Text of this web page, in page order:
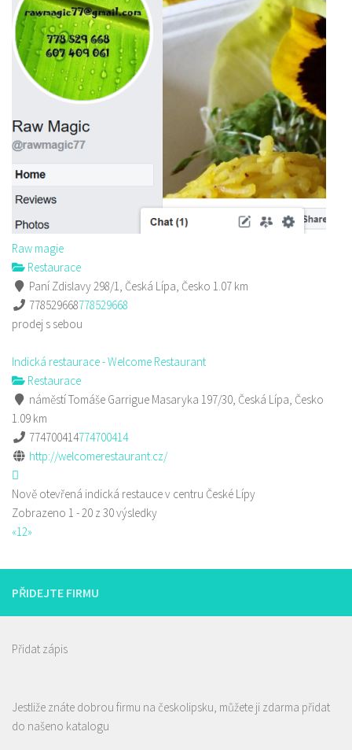
Raw magie
Restaurace
Paní Zdislavy 298/1, Česká Lípa, Česko 1.07 km
778529668778529668
prodej s sebou
Indická restaurace - Welcome Restaurant
Restaurace
náměstí Tomáše Garrigue Masaryka 197/30, Česká Lípa, Česko
1.09 km
774700414774700414
http://welcomerestaurant.cz/
Nově otevřená indická restauce v centru České Lípy
Zobrazeno 1 - 20 z 30 výsledky
«12»
PŘIDEJTE FIRMU
Přidat zápis
Jestliže znáte dobrou firmu na českolipsku, můžete ji zdarma přidat
do našeno katalogu